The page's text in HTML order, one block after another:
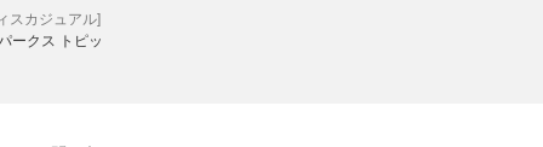
スカジュアル]
ークス トピッ